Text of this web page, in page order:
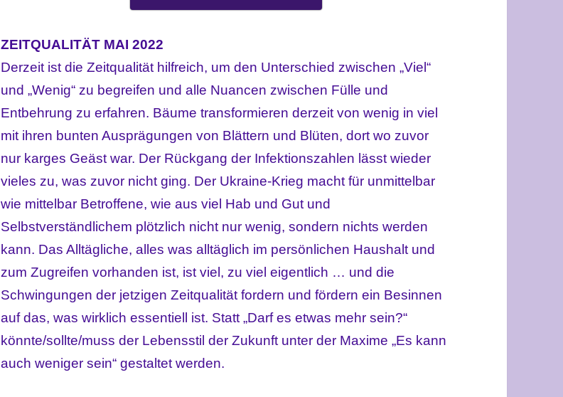
ZEITQUALITÄT MAI 2022
Derzeit ist die Zeitqualität hilfreich, um den Unterschied zwischen „Viel“
und „Wenig“ zu begreifen und alle Nuancen zwischen Fülle und
Entbehrung zu erfahren. Bäume transformieren derzeit von wenig in viel
mit ihren bunten Ausprägungen von Blättern und Blüten, dort wo zuvor
nur karges Geäst war. Der Rückgang der Infektionszahlen lässt wieder
vieles zu, was zuvor nicht ging. Der Ukraine-Krieg macht für unmittelbar
wie mittelbar Betroffene, wie aus viel Hab und Gut und
Selbstverständlichem plötzlich nicht nur wenig, sondern nichts werden
kann. Das Alltägliche, alles was alltäglich im persönlichen Haushalt und
zum Zugreifen vorhanden ist, ist viel, zu viel eigentlich … und die
Schwingungen der jetzigen Zeitqualität fordern und fördern ein Besinnen
auf das, was wirklich essentiell ist. Statt „Darf es etwas mehr sein?“
könnte/sollte/muss der Lebensstil der Zukunft unter der Maxime „Es kann
auch weniger sein“ gestaltet werden.